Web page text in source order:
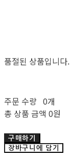
품절된 상품입니다.
주문 수량 0개
총 상품 금액 0원
구매하기
장바구니에 담기